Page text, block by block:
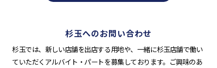
杉玉へのお問い合わせ
杉玉では、新しい店舗を出店する用地や、一緒に杉玉店舗で働い
ていただくアルバイト・パートを募集しております。ご興味のあ